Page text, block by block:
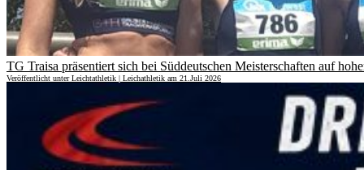
TG Traisa präsentiert sich bei Süddeutschen Meisterschaften auf
Veröffentlicht unter Leichtathletik | Leichathletik am 21.Juli 2026